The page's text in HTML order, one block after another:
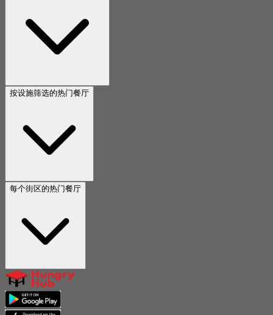
按设施筛选的热门餐厅
每个街区的热门餐厅